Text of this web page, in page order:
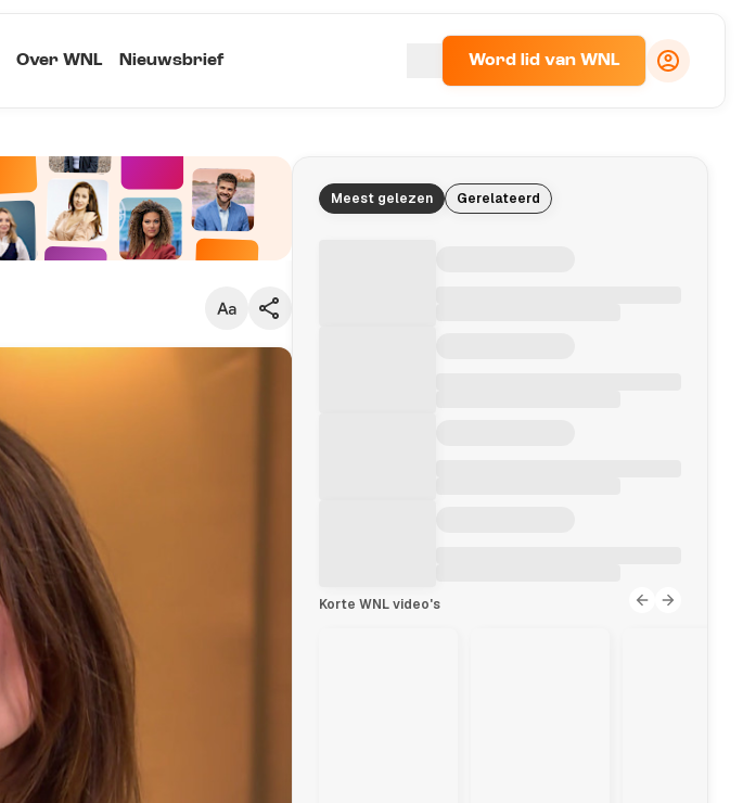
Over WNL Nieuwsbrief Word lid van WNL
Meest gelezen Gerelateerd
Korte WNL video's